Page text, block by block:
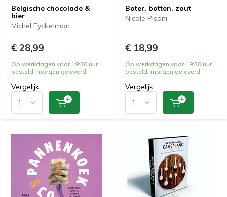
Belgische chocolade &
bier
Michel Eyckerman
€ 28,99
Op werkdagen voor 19:30 uur
besteld, morgen geleverd
Vergelijk
Boter, botten, zout
Nicole Pisani
€ 18,99
Op werkdagen voor 19:30 uur
besteld, morgen geleverd
Vergelijk